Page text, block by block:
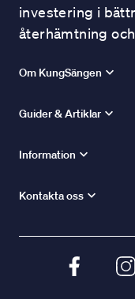
investering i
återhämtning
Om KungSängen
Guider & Artiklar
Information
Kontakta oss